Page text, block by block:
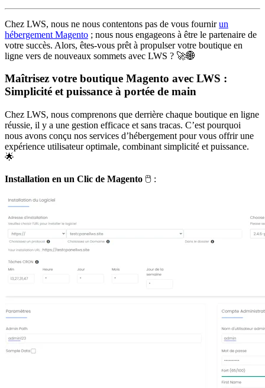
Chez LWS, nous ne nous contentons pas de vous fournirun
hébergement Magento ; nous nous engageons à être le partenaire de
votre succès. Alors, êtes-vous prêt à propulser votre boutique en
ligne vers de nouveaux sommets avec LWS ? 🚀🌐
Maîtrisez votre boutique Magento avec LWS :
Simplicité et puissance à portée de main
Chez LWS, nous comprenons que derrière chaque boutique en ligne
réussie, il y a une gestion efficace et sans tracas. C’est pourquoi
nous avons conçu nos services d’hébergement pour vous offrir une
expérience utilisateur optimale, combinant simplicité et puissance.
🌟
Installation en un Clic de Magento 🖱️️ :